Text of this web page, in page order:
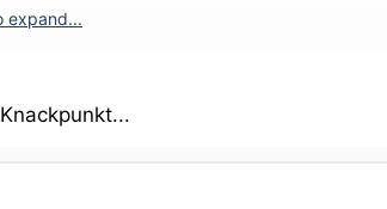
expand...